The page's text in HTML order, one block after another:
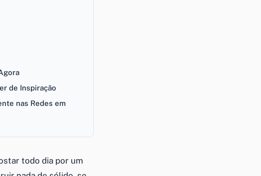
de Inspiração
nas Redes em
todo dia por um